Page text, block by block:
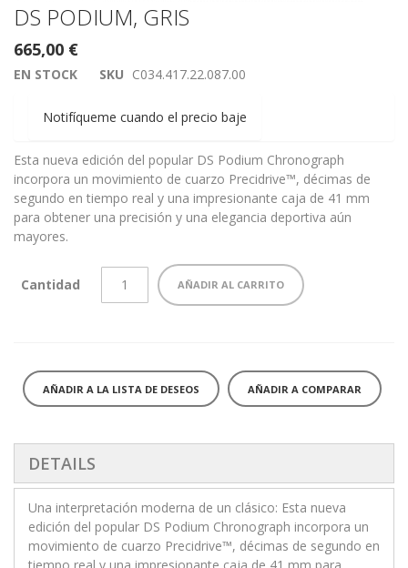
DS PODIUM, GRIS
665,00 €
EN STOCK SKU C034.417.22.087.00
Notifíqueme cuando el precio baje
Esta nueva edición del popular DS Podium Chronograph
incorpora un movimiento de cuarzo Precidrive™, décimas de
segundo en tiempo real y una impresionante caja de 41 mm
para obtener una precisión y una elegancia deportiva aún
mayores.
Cantidad AÑADIR AL CARRITO
AÑADIR A LA LISTA DE DESEOS AÑADIR A COMPARAR
Saltar
al
comienzo
de
DETAILS
Una interpretación moderna de un clásico: Esta nueva
edición del popular DS Podium Chronograph incorpora un
movimiento de cuarzo Precidrive™, décimas de segundo en